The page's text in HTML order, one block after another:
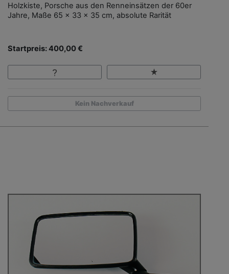
Holzkiste, Porsche aus den Renneinsätzen der 60er
Jahre, Maße 65 x 33 x 35 cm, absolute Rarität
Startpreis: 400,00 €
Kein Nachverkauf